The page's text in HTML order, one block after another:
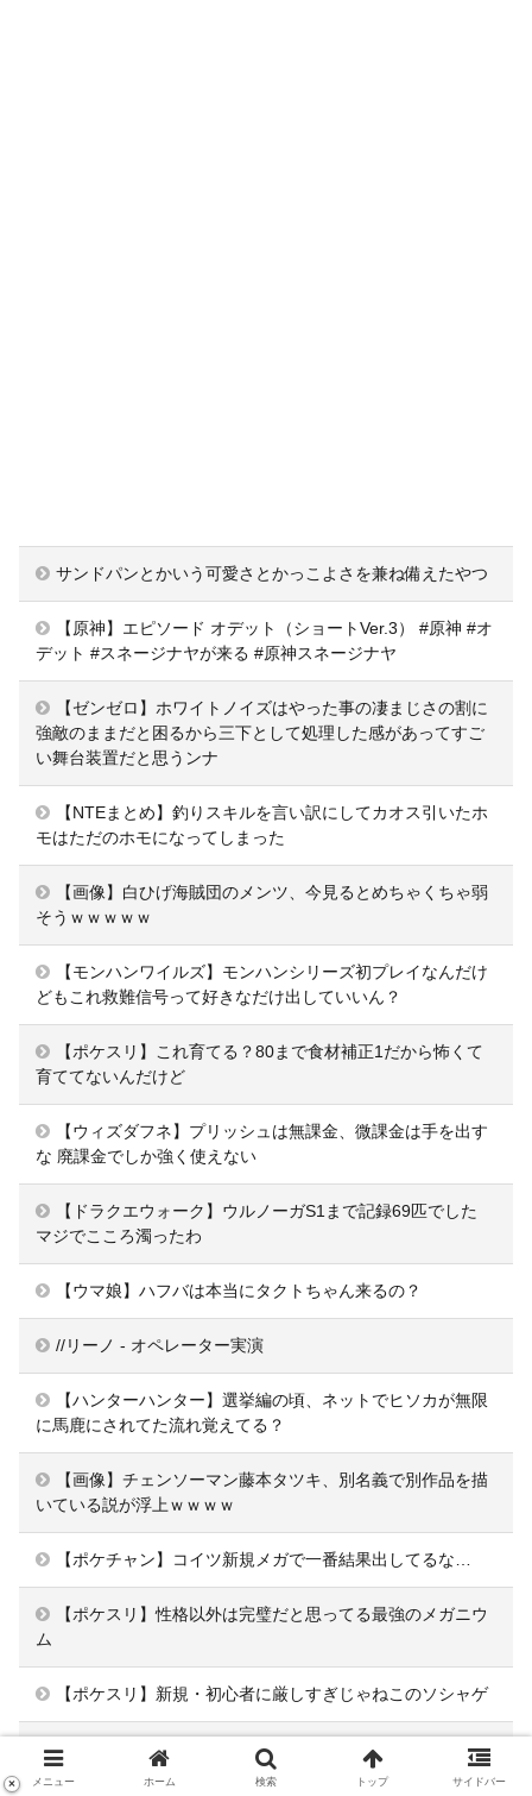
サンドパンとかいう可愛さとかっこよさを兼ね備えたやつ
【原神】エピソード オデット（ショートVer.3） #原神 #オ
デット #スネージナヤが来る #原神スネージナヤ
【ゼンゼロ】ホワイトノイズはやった事の凄まじさの割に
強敵のままだと困るから三下として処理した感があってすご
い舞台装置だと思うンナ
【NTEまとめ】釣りスキルを言い訳にしてカオス引いたホ
モはただのホモになってしまった
【画像】白ひげ海賊団のメンツ、今見るとめちゃくちゃ弱
そうｗｗｗｗｗ
【モンハンワイルズ】モンハンシリーズ初プレイなんだけ
どもこれ救難信号って好きなだけ出していいん？
【ポケスリ】これ育てる？80まで食材補正1だから怖くて
育ててないんだけど
【ウィズダフネ】プリッシュは無課金、微課金は手を出す
な 廃課金でしか強く使えない
【ドラクエウォーク】ウルノーガS1まで記録69匹でした
マジでこころ濁ったわ
【ウマ娘】ハフバは本当にタクトちゃん来るの？
//リーノ - オペレーター実演
【ハンターハンター】選挙編の頃、ネットでヒソカが無限
に馬鹿にされてた流れ覚えてる？
【画像】チェンソーマン藤本タツキ、別名義で別作品を描
いている説が浮上ｗｗｗｗ
【ポケチャン】コイツ新規メガで一番結果出してるな…
【ポケスリ】性格以外は完璧だと思ってる最強のメガニウ
ム
【ポケスリ】新規・初心者に厳しすぎじゃねこのソシャゲ
【原神】原神のセルランが強すぎる…スタレの売上前年比
32%減はヤバすぎだろ
メニュー ホーム 検索 トップ サイドバー
×